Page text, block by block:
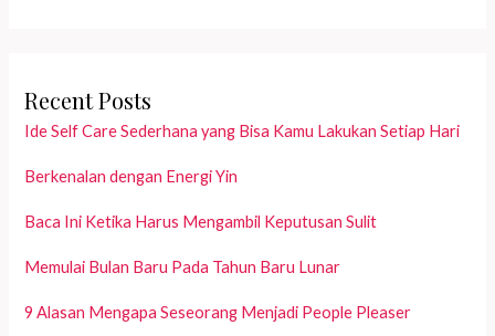
Recent Posts
Ide Self Care Sederhana yang Bisa Kamu Lakukan Setiap Hari
Berkenalan dengan Energi Yin
Baca Ini Ketika Harus Mengambil Keputusan Sulit
Memulai Bulan Baru Pada Tahun Baru Lunar
9 Alasan Mengapa Seseorang Menjadi People Pleaser